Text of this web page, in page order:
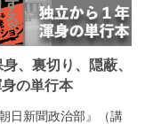
、裏切り、隠蔽、
の単行本
日新聞政治部』（講